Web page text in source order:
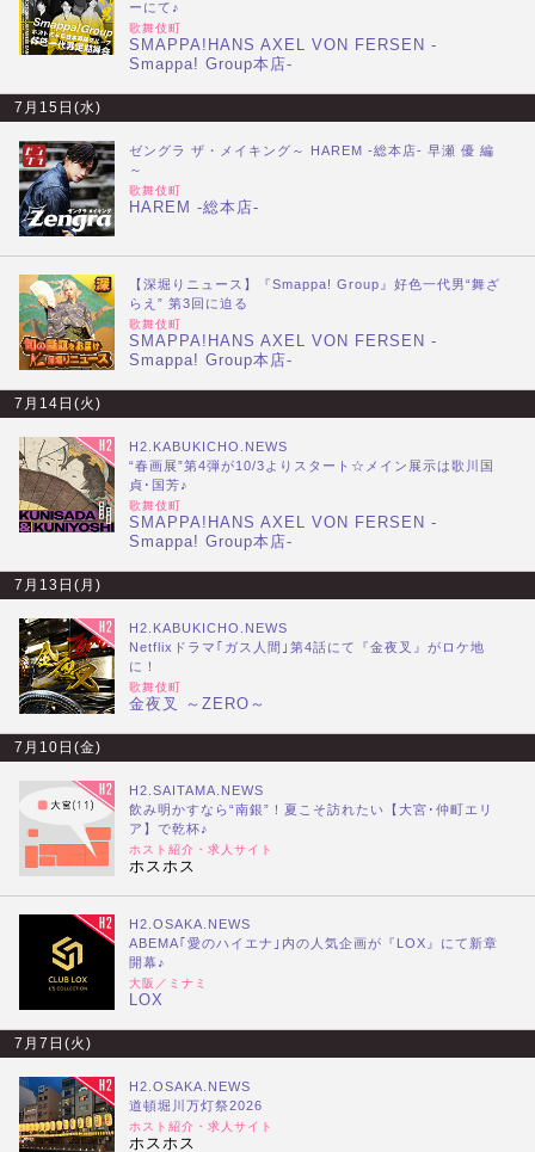
ーにて♪
歌舞伎町
SMAPPA!HANS AXEL VON FERSEN -
Smappa! Group本店-
7月15日(水)
ゼングラ ザ・メイキング～ HAREM -総本店- 早瀬 優 編
～
歌舞伎町
HAREM -総本店-
【深堀りニュース】『Smappa! Group』好色一代男“舞ざ
らえ” 第3回に迫る
歌舞伎町
SMAPPA!HANS AXEL VON FERSEN -
Smappa! Group本店-
7月14日(火)
H2.KABUKICHO.NEWS
“春画展”第4弾が10/3よりスタート☆メイン展示は歌川国
貞･国芳♪
歌舞伎町
SMAPPA!HANS AXEL VON FERSEN -
Smappa! Group本店-
7月13日(月)
H2.KABUKICHO.NEWS
Netflixドラマ｢ガス人間｣第4話にて『金夜叉』がロケ地
に！
歌舞伎町
金夜叉 ～ZERO～
7月10日(金)
H2.SAITAMA.NEWS
飲み明かすなら“南銀”！夏こそ訪れたい【大宮･仲町エリ
ア】で乾杯♪
ホスト紹介・求人サイト
ホスホス
H2.OSAKA.NEWS
ABEMA｢愛のハイエナ｣内の人気企画が『LOX』にて新章
開幕♪
大阪／ミナミ
LOX
7月7日(火)
H2.OSAKA.NEWS
道頓堀川万灯祭2026
ホスト紹介・求人サイト
ホスホス